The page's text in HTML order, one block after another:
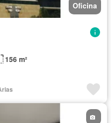
Oficina
156 m²